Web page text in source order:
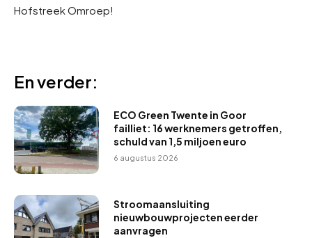
Hofstreek Omroep!
En verder:
ECO Green Twente in Goor
failliet: 16 werknemers getroffen,
schuld van 1,5 miljoen euro
6 augustus 2026
Stroomaansluiting
nieuwbouwprojecten eerder
aanvragen